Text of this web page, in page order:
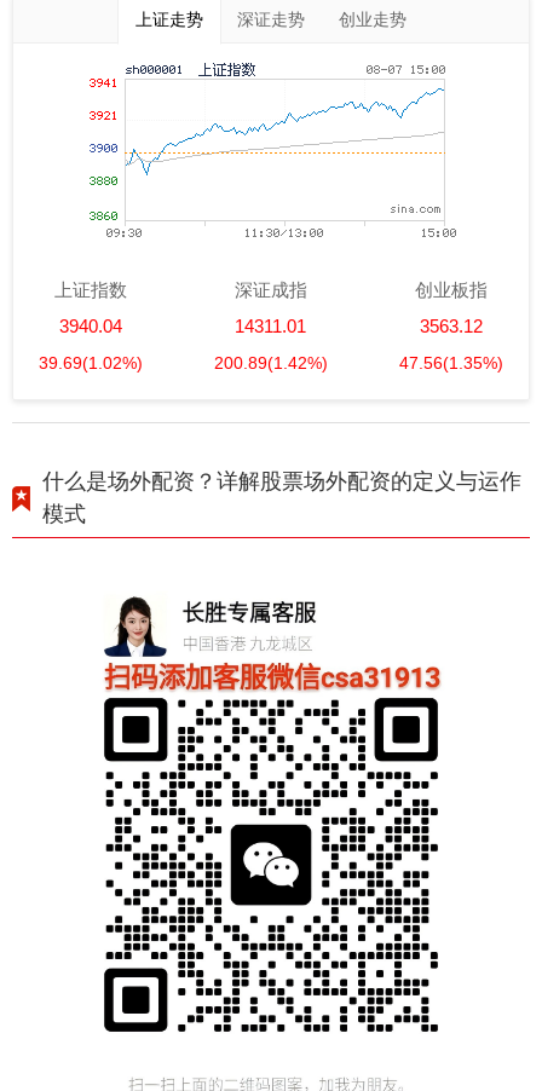
上证走势 深证走势 创业走势
上证指数
3940.04
39.69(1.02%)
深证成指
14311.01
200.89(1.42%)
创业板指
3563.12
47.56(1.35%)
什么是场外配资？详解股票场外配资的定义与运作
模式